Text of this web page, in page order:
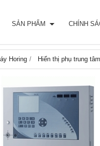
SẢN PHẨM CHÍNH
Horing Hiển thị phụ trung